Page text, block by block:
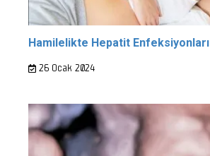
Hamilelikte Hepatit Enfeksiyonları
26 Ocak 2024